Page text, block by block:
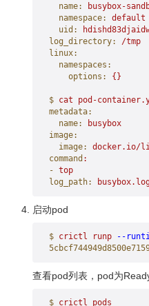
  name:
busybox-
  namespace:
default
  uid:
log_directory:
/tmp
linux:
  namespaces:
    options:
{}
$ cat pod-
metadata:
  name:
busybox
image:
  image:
docker.io/
command :
- top
log_path:
启动pod
$ crictl runp --
查看pod列表，pod为
$ crictl pods